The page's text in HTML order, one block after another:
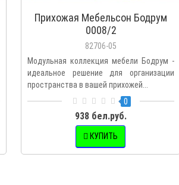
Прихожая Мебельсон Бодрум
0008/2
82706-05
Модульная коллекция мебели Бодрум -
идеальное решение для организации
пространства в вашей прихожей...
0
938 бел.руб.
КУПИТЬ